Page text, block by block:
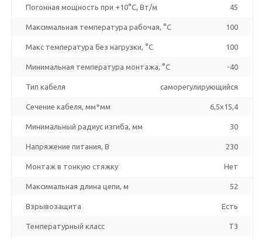
Погонная мощность при +10°С, Вт/м 45
Максимальная температура рабочая, °C 100
Макс температура без нагрузки, °C 100
Минимальная температура монтажа, °C -40
Тип кабеля саморегулирующийся
Сечение кабеля, мм*мм 6,5x15,4
Минимальный радиус изгиба, мм 30
Напряжение питания, В 230
Монтаж в тонкую стяжку Нет
Максимальная длина цепи, м 52
Взрывозащита Есть
Температурный класс T3